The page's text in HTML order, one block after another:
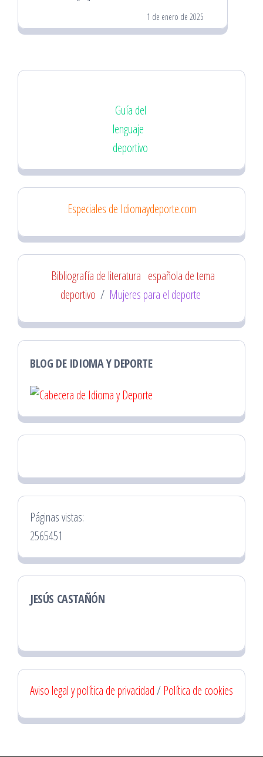
1 de enero de 2025
Guía del
lenguaje
deportivo
Especiales de Idiomaydeporte.com
Bibliografía de literatura española de tema
deportivo / Mujeres para el deporte
BLOG DE IDIOMA Y DEPORTE
Páginas vistas:
2565451
JESÚS CASTAÑÓN
Aviso legal y política de privacidad/ Política de cookies